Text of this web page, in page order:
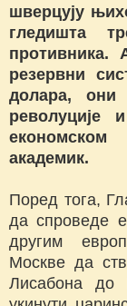
шверцују
гледишта
противника.
резервни
долара, они
револуције
економском
академик.
Поред тога,
да спроведе
другим
Москве да
Лисабона до